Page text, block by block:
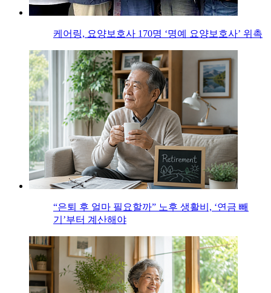
케어링, 요양보호사 170명 ‘명예 요양보호사’ 위촉
“은퇴 후 얼마 필요할까” 노후 생활비, ‘연금 빼
기’부터 계산해야